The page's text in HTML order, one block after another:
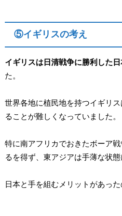
⑤イギリスの考え
イギリスは日清戦争に勝利した
た。
世界各地に植民地を持つイギリ
ることが難しくなっていました。
特に南アフリカでおきたボーア
るを得ず、東アジアは手薄な状態
日本と手を組むメリットがあった